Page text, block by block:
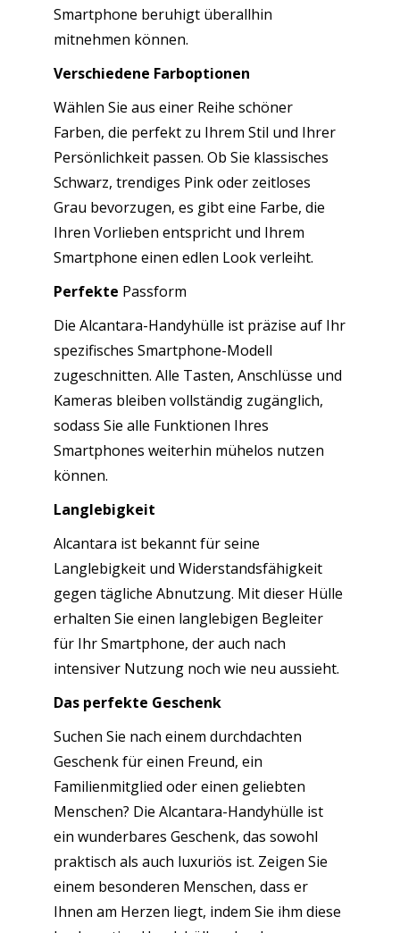
Smartphone beruhigt überallhin
mitnehmen können.
Verschiedene Farboptionen
Wählen Sie aus einer Reihe schöner
Farben, die perfekt zu Ihrem Stil und Ihrer
Persönlichkeit passen. Ob Sie klassisches
Schwarz, trendiges Pink oder zeitloses
Grau bevorzugen, es gibt eine Farbe, die
Ihren Vorlieben entspricht und Ihrem
Smartphone einen edlen Look verleiht.
Perfekte Passform
Die Alcantara-Handyhülle ist präzise auf Ihr
spezifisches Smartphone-Modell
zugeschnitten. Alle Tasten, Anschlüsse und
Kameras bleiben vollständig zugänglich,
sodass Sie alle Funktionen Ihres
Smartphones weiterhin mühelos nutzen
können.
Langlebigkeit
Alcantara ist bekannt für seine
Langlebigkeit und Widerstandsfähigkeit
gegen tägliche Abnutzung. Mit dieser Hülle
erhalten Sie einen langlebigen Begleiter
für Ihr Smartphone, der auch nach
intensiver Nutzung noch wie neu aussieht.
Das perfekte Geschenk
Suchen Sie nach einem durchdachten
Geschenk für einen Freund, ein
Familienmitglied oder einen geliebten
Menschen? Die Alcantara-Handyhülle ist
ein wunderbares Geschenk, das sowohl
praktisch als auch luxuriös ist. Zeigen Sie
einem besonderen Menschen, dass er
Ihnen am Herzen liegt, indem Sie ihm diese